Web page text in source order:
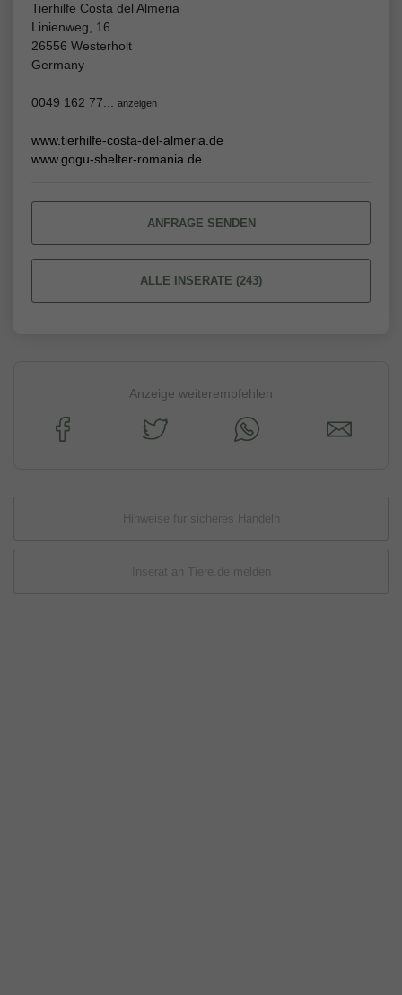
Tierhilfe Costa del Almeria
Linienweg, 16
26556 Westerholt
Germany
0049 162 77... anzeigen
www.tierhilfe-costa-del-almeria.de
www.gogu-shelter-romania.de
ANFRAGE SENDEN
ALLE INSERATE (243)
Anzeige weiterempfehlen
Hinweise für sicheres Handeln
Inserat an Tiere.de melden